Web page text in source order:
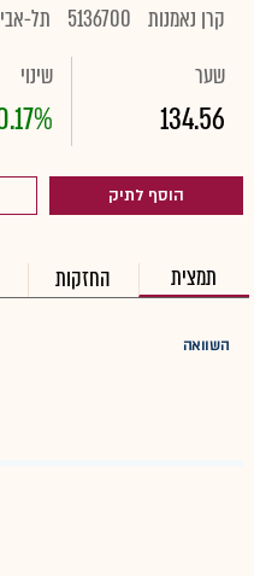
קרן נאמנות 5136700 תל-
שער
134.56
שינוי
הוסף לתיק
תמצית החזקות
השוואה